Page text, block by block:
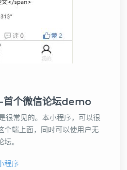
首个微信论坛demo
很常见的。本小程序，可以很
个端上面，同时可以使用户无
。
程序